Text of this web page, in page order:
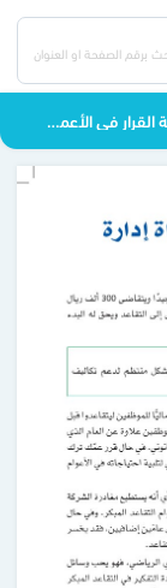
التدرب على استخدام أداة إدارة السيناريو - صناعة القرار في الأعمال - ثاني ثانوي